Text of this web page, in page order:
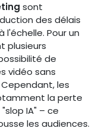
sont
des délais
Pour un
plusieurs
de
vidéo sans
les
la perte
IA" – ce
les audiences.